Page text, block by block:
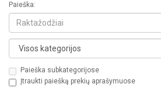
Paieška:
Paieška subkategorijose
Įtraukti paiešką prekių aprašymuose